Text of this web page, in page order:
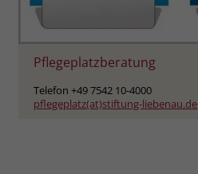
Pflegeplatzberatung
Telefon +49 7542 10-4000
pflegeplatz(at)stiftung-liebenau.de